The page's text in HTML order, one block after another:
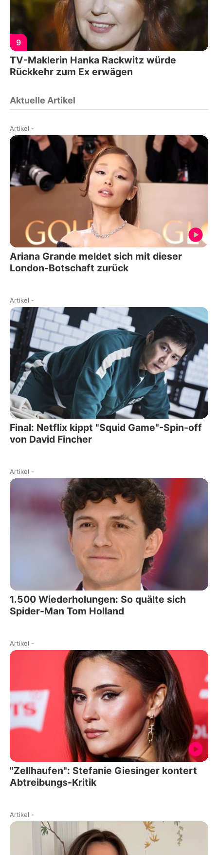
9
TV-Maklerin Hanka Rackwitz würde
Rückkehr zum Ex erwägen
Aktuelle Artikel
Artikel -
Ariana Grande meldet sich mit dieser
London-Botschaft zurück
Artikel -
Final: Netflix kippt "Squid Game"-Spin-off
von David Fincher
Artikel -
1.500 Wiederholungen: So quälte sich
Spider-Man Tom Holland
Artikel -
"Zellhaufen": Stefanie Giesinger kontert
Abtreibungs-Kritik
Artikel -